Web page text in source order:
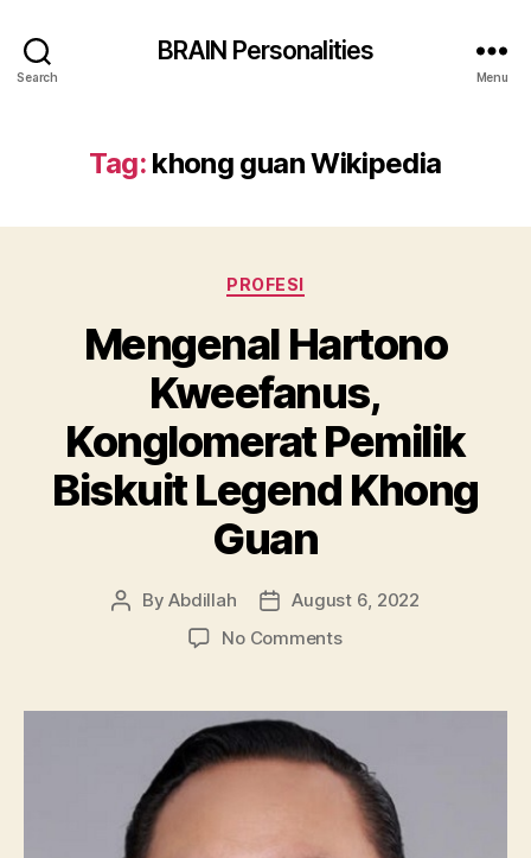
Search
BRAIN Personalities
Menu
Tag: khong guan Wikipedia
Categories
PROFESI
Mengenal Hartono
Kweefanus,
Konglomerat Pemilik
Biskuit Legend Khong
Guan
PostByAbdillah
PostAugust 6, 2022
No Commentson
Kweefanus,
Pemilik
Biskuit
Legend
Khong